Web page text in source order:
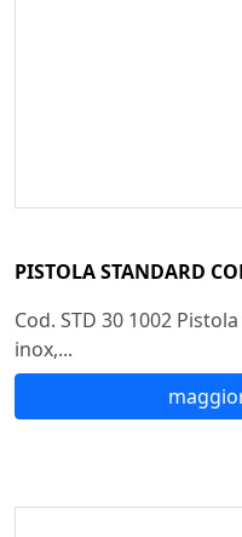
PISTOLA STANDARD
Cod. STD 30 1002
inox,...